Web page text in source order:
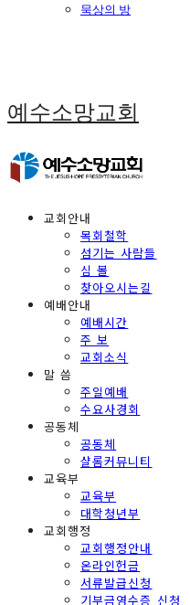
묵상의 방
예수소망교회
교회안내
목회철학
섬기는 사람들
심 볼
찾아오시는길
예배안내
예배시간
주 보
교회소식
말 씀
주일예배
수요사경회
공동체
공동체
샬롬커뮤니티
교육부
교육부
대학청년부
교회행정
교회행정안내
온라인헌금
서류발급신청
기부금영수증 신청